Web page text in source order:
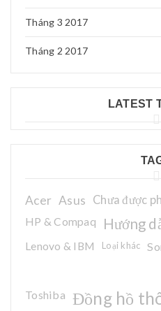
Tháng 3 2017
Tháng 2 2017
LATEST
Acer Asus Chưa được
HP & Compaq Hướng
Lenovo & IBM Loại khác
Toshiba Đồng hồ